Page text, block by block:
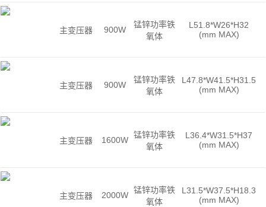
主变压器 900W
锰锌功率铁
氧体
L51.8*W26*H32
(mm MAX)
主变压器 900W
锰锌功率铁
氧体
L47.8*W41.5*H31.5
(mm MAX)
主变压器 1600W
锰锌功率铁
氧体
L36.4*W31.5*H37
(mm MAX)
主变压器 2000W
锰锌功率铁
氧体
L31.5*W37.5*H18.3
(mm MAX)